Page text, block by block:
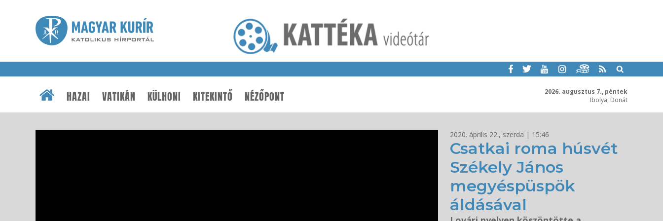
2026. augusztus 7., péntek
Ibolya, Donát
HAZAI VATIKÁN KÜLHONI KITEKINTŐ NÉZŐPONT
2020. április 22., szerda | 15:46
Csatkai roma húsvét
Székely János
megyéspüspök
áldásával